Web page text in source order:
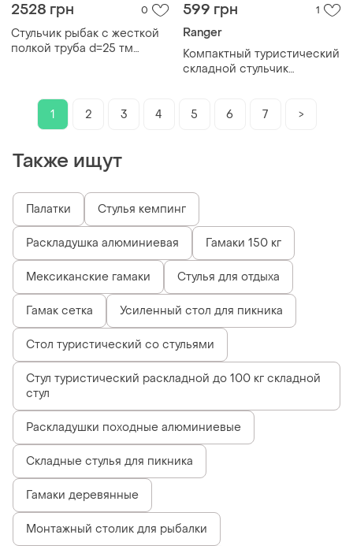
2528 грн 0
Стульчик рыбак с жесткой
полкой труба d=25 тм
599 грн 1
Ranger
Компактный туристический
складной стульчик
telescop olive
1 2 3 4 5 6 7 >
Также ищут
Палатки Стулья кемпинг
Раскладушка алюминиевая Гамаки 150 кг
Мексиканские гамаки Стулья для отдыха
Гамак сетка Усиленный стол для пикника
Стол туристический со стульями
Стул туристический раскладной до 100 кг складной
стул
Раскладушки походные алюминиевые
Складные стулья для пикника
Гамаки деревянные
Монтажный столик для рыбалки